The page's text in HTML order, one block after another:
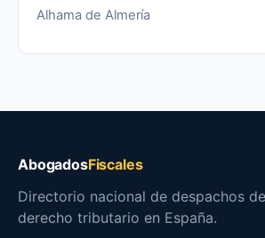
Alhama de Almería
AbogadosFiscales
Directorio nacional de despachos
derecho tributario en España.